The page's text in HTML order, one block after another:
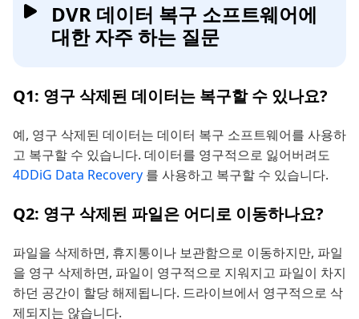
DVR 데이터 복구 소프트웨어에
대한 자주 하는 질문
Q1: 영구 삭제된 데이터는 복구할 수 있나요?
예, 영구 삭제된 데이터는 데이터 복구 소프트웨어를 사용하
고 복구할 수 있습니다. 데이터를 영구적으로 잃어버려도
4DDiG Data Recovery 를 사용하고 복구할 수 있습니다.
Q2: 영구 삭제된 파일은 어디로 이동하나요?
파일을 삭제하면, 휴지통이나 보관함으로 이동하지만, 파일
을 영구 삭제하면, 파일이 영구적으로 지워지고 파일이 차지
하던 공간이 할당 해제됩니다. 드라이브에서 영구적으로 삭
제되지는 않습니다.